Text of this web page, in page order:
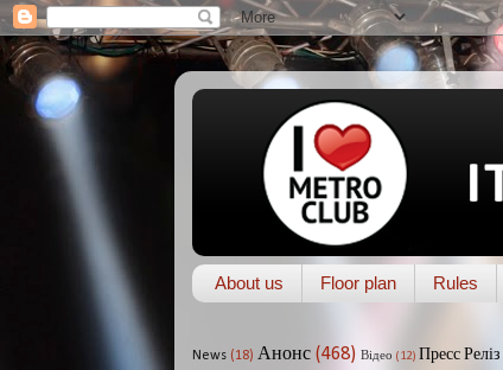
About us Floor plan Rules
News (18) Анонс (468) Відео (12) Пресс Реліз